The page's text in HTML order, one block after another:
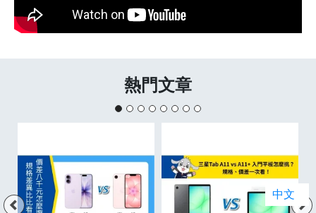
熱門文章
中文